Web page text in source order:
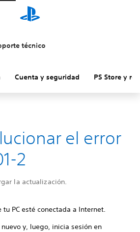
técnico
Cuenta y seguridad PS Store y
el error
2
la actualización.
PC esté conectada a Internet.
y, luego, inicia sesión en